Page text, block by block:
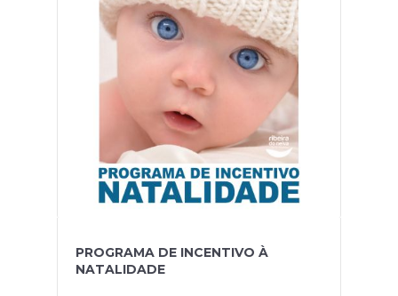
PROGRAMA DE INCENTIVO À
NATALIDADE